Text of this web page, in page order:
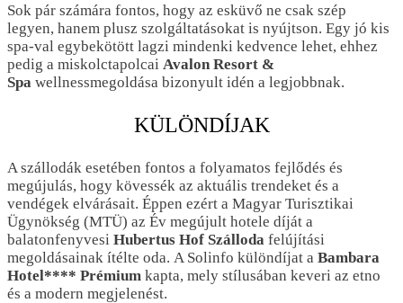
Sok pár számára fontos, hogy az esküvő ne csak szép
legyen, hanem plusz szolgáltatásokat is nyújtson. Egy jó kis
spa-val egybekötött lagzi mindenki kedvence lehet, ehhez
pedig a miskolctapolcai Avalon Resort &
Spa wellnessmegoldása bizonyult idén a legjobbnak.
KÜLÖNDÍJAK
A szállodák esetében fontos a folyamatos fejlődés és
megújulás, hogy kövessék az aktuális trendeket és a
vendégek elvárásait. Éppen ezért a Magyar Turisztikai
Ügynökség (MTÜ) az Év megújult hotele díját a
balatonfenyvesi Hubertus Hof Szálloda felújítási
megoldásainak ítélte oda. A Solinfo különdíjat a Bambara
Hotel**** Prémium kapta, mely stílusában keveri az etno
és a modern megjelenést.